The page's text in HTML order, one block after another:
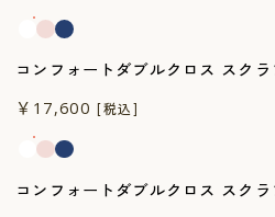
コンフォートダブルクロス スク
￥17,600 [税込]
一般医療機器
コンフォートダブルクロス スク